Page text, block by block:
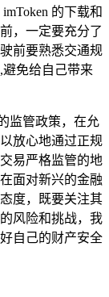
的下载和
，一定要充分了
前要熟悉交通规
免给自己带来
监管政策，在允
放心地通过正规
易严格监管的地
面对新兴的金融
度，既要关注其
风险和挑战，我
自己的财产安全